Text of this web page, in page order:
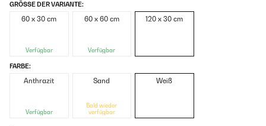
GRÖSSE DER VARIANTE:
60 x 30 cm
Verfügbar
60 x 60 cm
Verfügbar
120 x 30 cm
FARBE:
Anthrazit
Verfügbar
Sand
Bald wieder
verfügbar
Weiß